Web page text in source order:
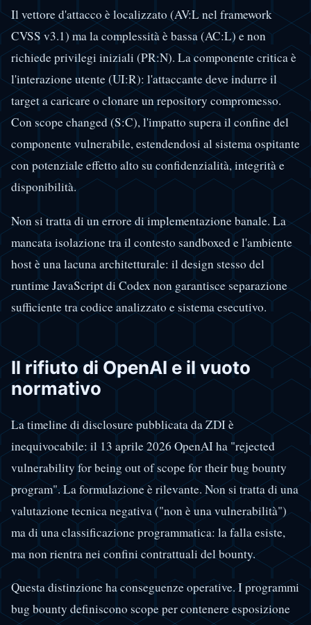
Il vettore d'attacco è localizzato (AV:L nel framework
CVSS v3.1) ma la complessità è bassa (AC:L) e non
richiede privilegi iniziali (PR:N). La componente critica è
l'interazione utente (UI:R): l'attaccante deve indurre il
target a caricare o clonare un repository compromesso.
Con scope changed (S:C), l'impatto supera il confine del
componente vulnerabile, estendendosi al sistema ospitante
con potenziale effetto alto su confidenzialità, integrità e
disponibilità.
Non si tratta di un errore di implementazione banale. La
mancata isolazione tra il contesto sandboxed e l'ambiente
host è una lacuna architetturale: il design stesso del
runtime JavaScript di Codex non garantisce separazione
sufficiente tra codice analizzato e sistema esecutivo.
Il rifiuto di OpenAI e il vuoto
normativo
La timeline di disclosure pubblicata da ZDI è
inequivocabile: il 13 aprile 2026 OpenAI ha "rejected
vulnerability for being out of scope for their bug bounty
program". La formulazione è rilevante. Non si tratta di una
valutazione tecnica negativa ("non è una vulnerabilità")
ma di una classificazione programmatica: la falla esiste,
ma non rientra nei confini contrattuali del bounty.
Questa distinzione ha conseguenze operative. I programmi
bug bounty definiscono scope per contenere esposizione